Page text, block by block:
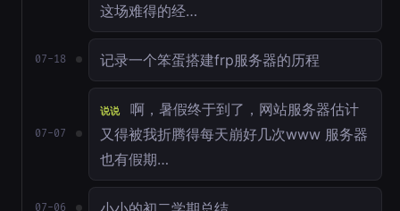
这场难得的经…
07-18 记录一个笨蛋搭建frp服务器的历程
07-07
说说
啊，暑假终于到了，网站服务器估计
又得被我折腾得每天崩好几次www 服务器
也有假期…
07-06